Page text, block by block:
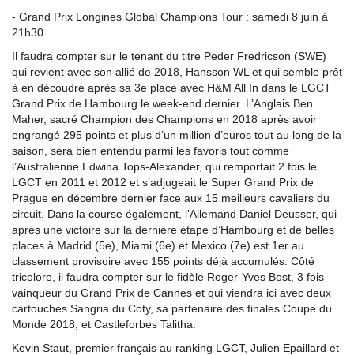
- Grand Prix Longines Global Champions Tour : samedi 8 juin à
21h30
Il faudra compter sur le tenant du titre Peder Fredricson (SWE)
qui revient avec son allié de 2018, Hansson WL et qui semble prêt
à en découdre après sa 3e place avec H&M All In dans le LGCT
Grand Prix de Hambourg le week-end dernier. L’Anglais Ben
Maher, sacré Champion des Champions en 2018 après avoir
engrangé 295 points et plus d’un million d’euros tout au long de la
saison, sera bien entendu parmi les favoris tout comme
l’Australienne Edwina Tops-Alexander, qui remportait 2 fois le
LGCT en 2011 et 2012 et s’adjugeait le Super Grand Prix de
Prague en décembre dernier face aux 15 meilleurs cavaliers du
circuit. Dans la course également, l’Allemand Daniel Deusser, qui
après une victoire sur la dernière étape d’Hambourg et de belles
places à Madrid (5e), Miami (6e) et Mexico (7e) est 1er au
classement provisoire avec 155 points déjà accumulés. Côté
tricolore, il faudra compter sur le fidèle Roger-Yves Bost, 3 fois
vainqueur du Grand Prix de Cannes et qui viendra ici avec deux
cartouches Sangria du Coty, sa partenaire des finales Coupe du
Monde 2018, et Castleforbes Talitha.
Kevin Staut, premier français au ranking LGCT, Julien Epaillard et